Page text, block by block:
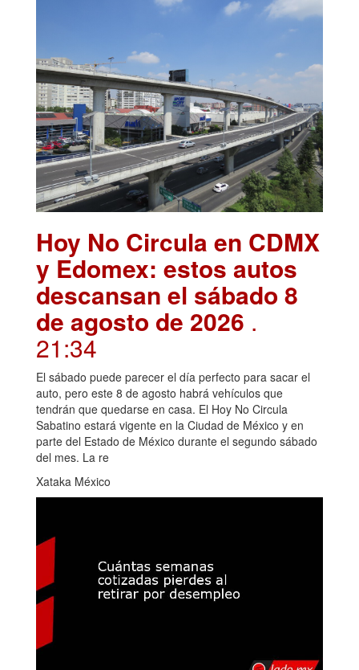
Hoy No Circula en CDMX
y Edomex: estos autos
descansan el sábado 8
de agosto de 2026 .
21:34
El sábado puede parecer el día perfecto para sacar el
auto, pero este 8 de agosto habrá vehículos que
tendrán que quedarse en casa. El Hoy No Circula
Sabatino estará vigente en la Ciudad de México y en
parte del Estado de México durante el segundo sábado
del mes. La re
Xataka México